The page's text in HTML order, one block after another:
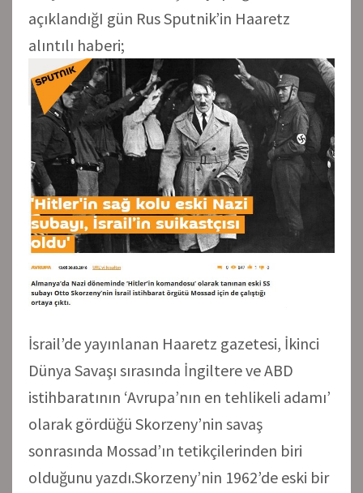
açıklandığI gün Rus Sputnik’in Haaretz
alıntılı haberi;
İsrail’de yayınlanan Haaretz gazetesi, İkinci
Dünya Savaşı sırasında İngiltere ve ABD
istihbaratının ‘Avrupa’nın en tehlikeli adamı’
olarak gördüğü Skorzeny’nin savaş
sonrasında Mossad’ın tetikçilerinden biri
olduğunu yazdı.Skorzeny’nin 1962’de eski bir